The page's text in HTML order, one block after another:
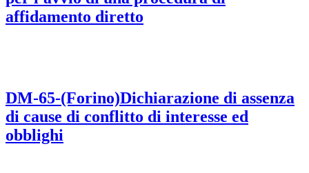
affidamento diretto
DM-65-(Forino)Dichiarazione di assenza
di cause di conflitto di interesse ed
obblighi